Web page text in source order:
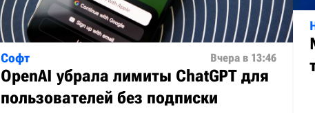
Софт Вчера в 13:46
OpenAI убрала лимиты ChatGPT для
пользователей без подписки